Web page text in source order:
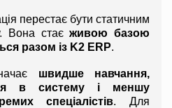
перестає бути статичним
Вона стає живою базою
разом із K2 ERP.
швидше навчання,
в систему і меншу
спеціалістів. Для